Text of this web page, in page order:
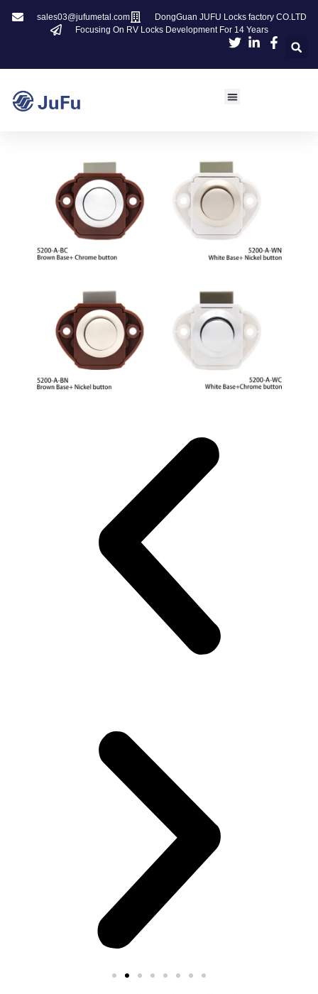
sales03@jufumetal.com
DongGuan JUFU Locks factory CO.LTD
Focusing On RV Locks Development For 14 Years